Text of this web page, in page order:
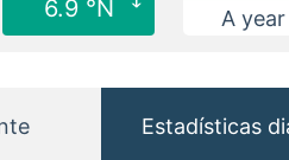
6.9 °N
A
Estadísticas